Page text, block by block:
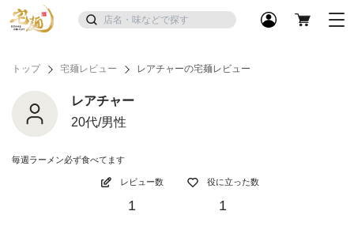
トップ 宅麺レビュー レアチャーの宅麺レビュー
レアチャー
20代/男性
毎週ラーメン必ず食べてます
レビュー数
1
役に立った数
1